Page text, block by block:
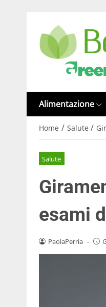
Alimentazione
Home / Salute /
Salute
esami
PaolaPerria -